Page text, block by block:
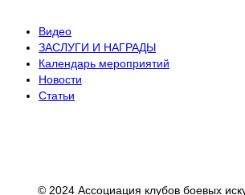
Видео
ЗАСЛУГИ И НАГРАДЫ
Календарь мероприятий
Новости
Статьи
© 2024 Ассоциация клубов боевых